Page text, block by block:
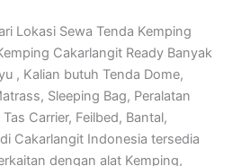
Lokasi Sewa Tenda Kemping
Cakarlangit Ready Banyak
, Kalian butuh Tenda Dome,
Sleeping Bag, Peralatan
Carrier, Feilbed, Bantal,
Cakarlangit Indonesia tersedia
dengan alat Kemping,